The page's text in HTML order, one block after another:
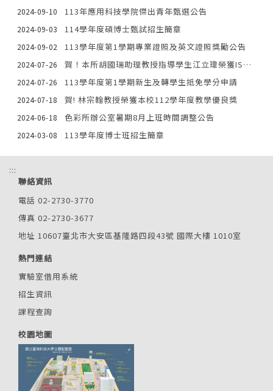
2024-09-10 113年應用科技學院傑出青年甄選公告
2024-09-03 114學年度碩博士甄試招生簡章
2024-09-02 113學年度第1學期專業證照及英文證照獎勵公告
2024-07-26 賀！本所胡國瑞助理教授指導學生江立瑋榮獲ISASD 2024 最佳論文獎
2024-07-26 113學年度第1學期新生及轉學生抵免學分申請
2024-07-18 賀! 林宗翰教授榮獲本校112學年度教學優良獎
2024-06-18 色彩所辦公室暑期8月上班時間調整公告
2024-03-08 113學年度博士班招生簡章
:::
聯絡資訊
電話 02-2730-3770
傳真 02-2730-3677
地址 10607臺北市大安區基隆路四段43號 國際大樓 1010室
熱門連結
實驗室借用系統
招生資訊
課程查詢
校園地圖